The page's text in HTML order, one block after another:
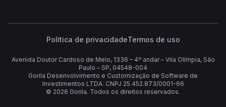
Política de privacidadeTermos de uso
Avenida Doutor Cardoso de Melo, 1336 – 4º andar – Vila Olímpia, São
Paulo – SP, 04548-004
Gorila Desenvolvimento e Customização de Software de
Investimentos LTDA. CNPJ 25.452.873/0001-66
© 2026 Gorila. Todos os direitos reservados.